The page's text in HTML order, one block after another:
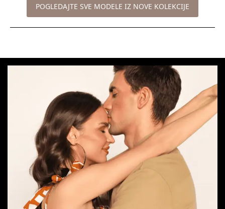
POGLEDAJTE SVE MODELE IZ NOVE KOLEKCIJE